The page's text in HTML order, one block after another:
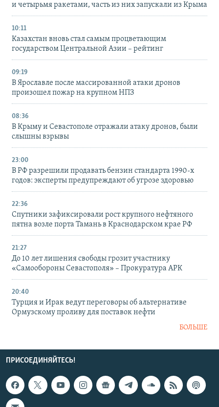
и четырьмя ракетами, часть из них запускали из Крыма
10:11
Казахстан вновь стал самым процветающим
государством Центральной Азии – рейтинг
09:19
В Ярославле после массированной атаки дронов
произошел пожар на крупном НПЗ
08:36
В Крыму и Севастополе отражали атаку дронов, были
слышны взрывы
23:00
В РФ разрешили продавать бензин стандарта 1990-х
годов: эксперты предупреждают об угрозе здоровью
22:36
Спутники зафиксировали рост крупного нефтяного
пятна возле порта Тамань в Краснодарском крае РФ
21:27
До 10 лет лишения свободы грозит участнику
«Самообороны Севастополя» – Прокуратура АРК
20:40
Турция и Ирак ведут переговоры об альтернативе
Ормузскому проливу для поставок нефти
БОЛЬШЕ
ПРИСОЕДИНЯЙТЕСЬ!